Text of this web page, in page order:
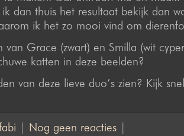
dan thuis het resultaat bekijk dan
ik het zo mooi vind om
van Grace (zwart) en Smilla (wit
katten in deze beelden?
van deze lieve duo’s zien? Kijk
Nog geen reacties